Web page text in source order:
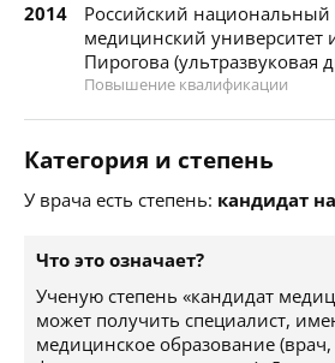
2014
Российский национальный
медицинский университет
Пирогова (ультразвуковая
Повышение квалификации
Категория и степень
У врача есть степень: кандидат
Что это означает?
Ученую степень «кандидат
может получить специалист,
медицинское образование